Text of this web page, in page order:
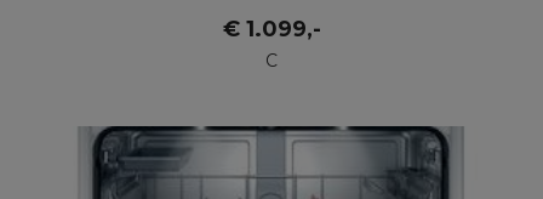
€1.099,-
C